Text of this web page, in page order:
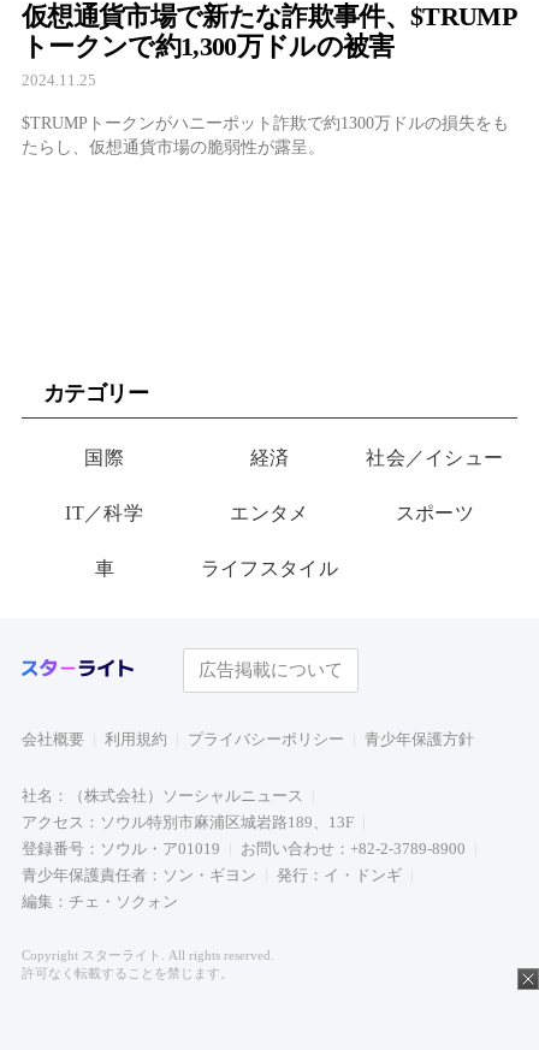
仮想通貨市場で新たな詐欺事件、$TRUMP
トークンで約1,300万ドルの被害
2024.11.25
$TRUMPトークンがハニーポット詐欺で約1300万ドルの損失をも
たらし、仮想通貨市場の脆弱性が露呈。
カテゴリー
国際 経済 社会／イシュー
IT／科学 エンタメ スポーツ
車 ライフスタイル
広告掲載について
会社概要 利用規約 プライバシーポリシー 青少年保護方針
社名：（株式会社）ソーシャルニュース
アクセス：ソウル特別市麻浦区城岩路189、13F
登録番号：ソウル・ア01019
お問い合わせ：+82-2-3789-8900
青少年保護責任者：ソン・ギヨン
発行：イ・ドンギ
編集：チェ・ソクォン
Copyright スターライト. All rights reserved.
許可なく転載することを禁じます。